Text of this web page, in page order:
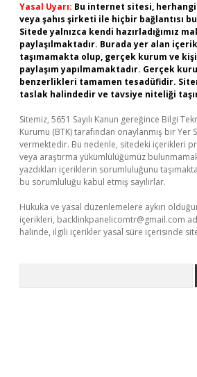
Yasal Uyarı: Bu internet sitesi,
veya şahıs şirketi ile hiçbir bağlantısı
Sitede yalnızca kendi hazırladığımız
paylaşılmaktadır. Burada yer alan
taşımamakta olup, gerçek kurum ve
paylaşım yapılmamaktadır. Gerçek
benzerlikleri tamamen tesadüfidir.
taslak halindedir ve tavsiye niteliği
Sitemiz, 5651 Sayılı Kanun gereğince Bilgi
Kurumu (BTK) tarafından onaylanmış bir Yer
vermektedir. Bu nedenle, sitedeki içerikleri
veya araştırma yükümlülüğümüz
yazdıkları içeriklerin sorumluluğunu
bu sorumluluğu kabul etmiş sayılırlar.
Hukuka ve yasal düzenlemelere aykırı
içerikleri, backlinkpanelicomtr@gmail.com
halinde, ilgili içerikler yasal süre içerisinde